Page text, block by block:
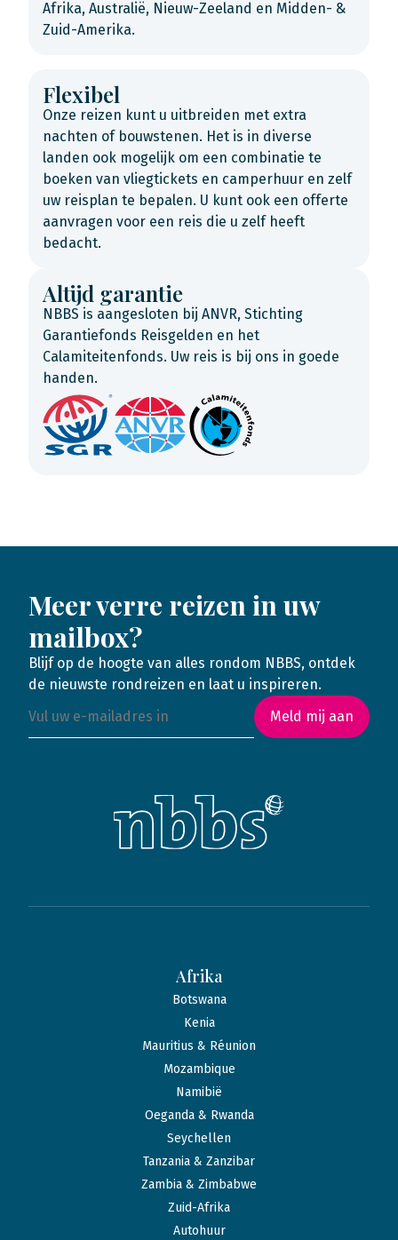
Afrika, Australië, Nieuw-Zeeland en Midden- &
Zuid-Amerika.
Flexibel
Onze reizen kunt u uitbreiden met extra
nachten of bouwstenen. Het is in diverse
landen ook mogelijk om een combinatie te
boeken van vliegtickets en camperhuur en zelf
uw reisplan te bepalen. U kunt ook een offerte
aanvragen voor een reis die u zelf heeft
bedacht.
Altijd garantie
NBBS is aangesloten bij ANVR, Stichting
Garantiefonds Reisgelden en het
Calamiteitenfonds. Uw reis is bij ons in goede
handen.
Meer verre reizen in uw
mailbox?
Blijf op de hoogte van alles rondom NBBS, ontdek
de nieuwste rondreizen en laat u inspireren.
Meld mij aan
Afrika
Botswana
Kenia
Mauritius & Réunion
Mozambique
Namibië
Oeganda & Rwanda
Seychellen
Tanzania & Zanzibar
Zambia & Zimbabwe
Zuid-Afrika
Autohuur